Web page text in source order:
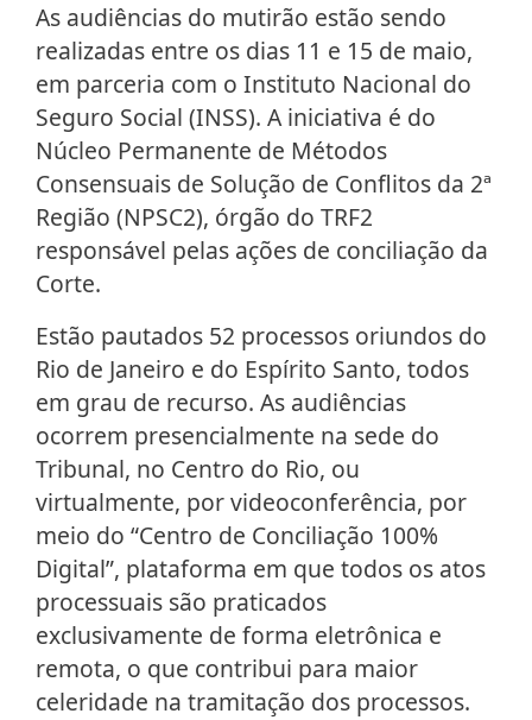
As audiências do mutirão estão sendo
realizadas entre os dias 11 e 15 de maio,
em parceria com o Instituto Nacional do
Seguro Social (INSS). A iniciativa é do
Núcleo Permanente de Métodos
Consensuais de Solução de Conflitos da 2ª
Região (NPSC2), órgão do TRF2
responsável pelas ações de conciliação da
Corte.
Estão pautados 52 processos oriundos do
Rio de Janeiro e do Espírito Santo, todos
em grau de recurso. As audiências
ocorrem presencialmente na sede do
Tribunal, no Centro do Rio, ou
virtualmente, por videoconferência, por
meio do “Centro de Conciliação 100%
Digital”, plataforma em que todos os atos
processuais são praticados
exclusivamente de forma eletrônica e
remota, o que contribui para maior
celeridade na tramitação dos processos.